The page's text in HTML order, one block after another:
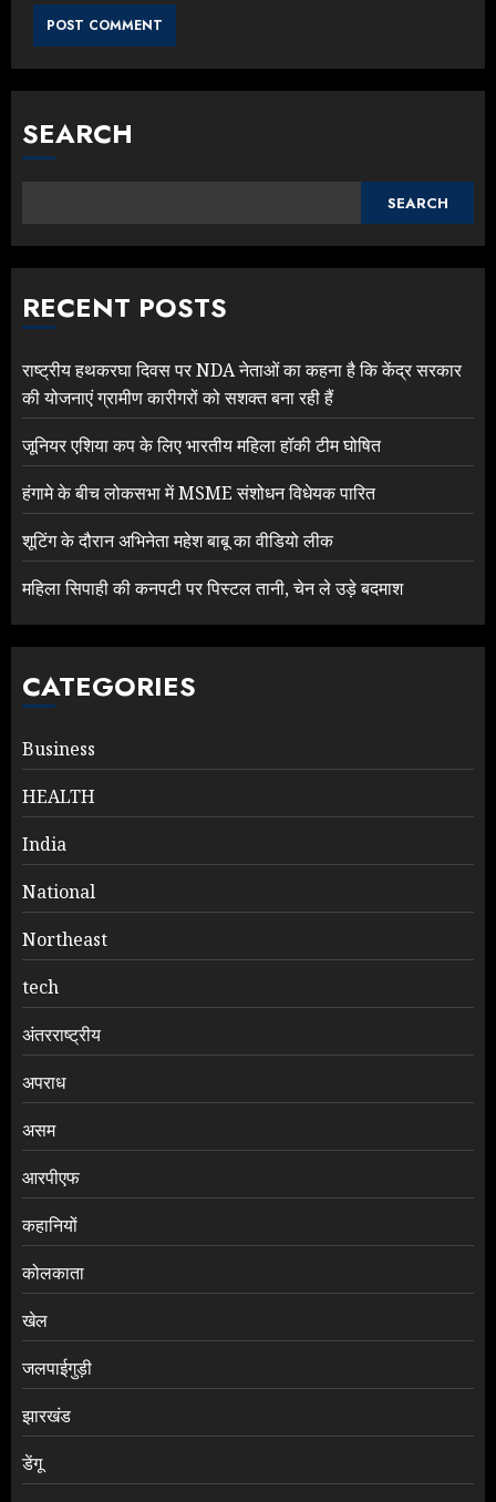
SEARCH
SEARCH
RECENT POSTS
राष्ट्रीय हथकरघा दिवस पर NDA नेताओं का कहना है कि केंद्र सरकार
की योजनाएं ग्रामीण कारीगरों को सशक्त बना रही हैं
जूनियर एशिया कप के लिए भारतीय महिला हॉकी टीम घोषित
हंगामे के बीच लोकसभा में MSME संशोधन विधेयक पारित
शूटिंग के दौरान अभिनेता महेश बाबू का वीडियो लीक
महिला सिपाही की कनपटी पर पिस्टल तानी, चेन ले उड़े बदमाश
CATEGORIES
Business
HEALTH
India
National
Northeast
tech
अंतरराष्ट्रीय
अपराध
असम
आरपीएफ
कहानियों
कोलकाता
खेल
जलपाईगुड़ी
झारखंड
डेंगू